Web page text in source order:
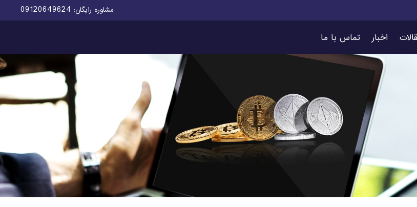
مشاوره رایگان: 09120649624
اخبار تماس با ما